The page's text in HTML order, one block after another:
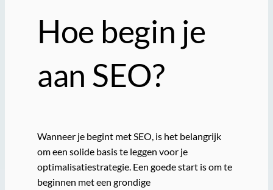
Hoe begin je
aan SEO?
Wanneer je begint met SEO, is het belangrijk
om een solide basis te leggen voor je
optimalisatiestrategie. Een goede start is om te
beginnen met een grondige